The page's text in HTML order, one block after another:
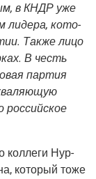
в КНДР уже
лиде­ра, кото­
Так­же лицо
В честь
пар­тия
кол­ле­ги Нур­
кото­рый тоже